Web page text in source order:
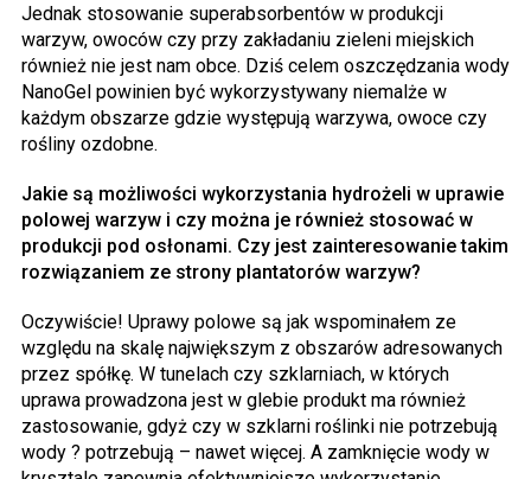
Jednak stosowanie superabsorbentów w produkcji
warzyw, owoców czy przy zakładaniu zieleni miejskich
również nie jest nam obce. Dziś celem oszczędzania wody
NanoGel powinien być wykorzystywany niemalże w
każdym obszarze gdzie występują warzywa, owoce czy
rośliny ozdobne.
Jakie są możliwości wykorzystania hydrożeli w uprawie
polowej warzyw i czy można je również stosować w
produkcji pod osłonami. Czy jest zainteresowanie takim
rozwiązaniem ze strony plantatorów warzyw?
Oczywiście! Uprawy polowe są jak wspominałem ze
względu na skalę największym z obszarów adresowanych
przez spółkę. W tunelach czy szklarniach, w których
uprawa prowadzona jest w glebie produkt ma również
zastosowanie, gdyż czy w szklarni roślinki nie potrzebują
wody ? potrzebują – nawet więcej. A zamknięcie wody w